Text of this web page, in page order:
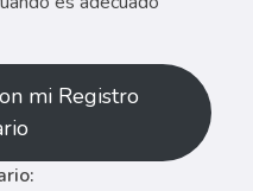
mi Registro